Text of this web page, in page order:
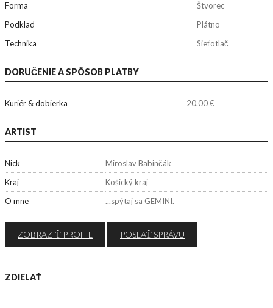
Forma
Štvorec
Podklad
Plátno
Technika
Sieťotlač
DORUČENIE A SPÔSOB PLATBY
Kuriér & dobierka 20.00 €
ARTIST
Nick
Miroslav Babinčák
Kraj
Košický kraj
O mne
...spýtaj sa GEMINI.
ZOBRAZIŤ PROFIL POSLAŤ SPRÁVU
ZDIELAŤ